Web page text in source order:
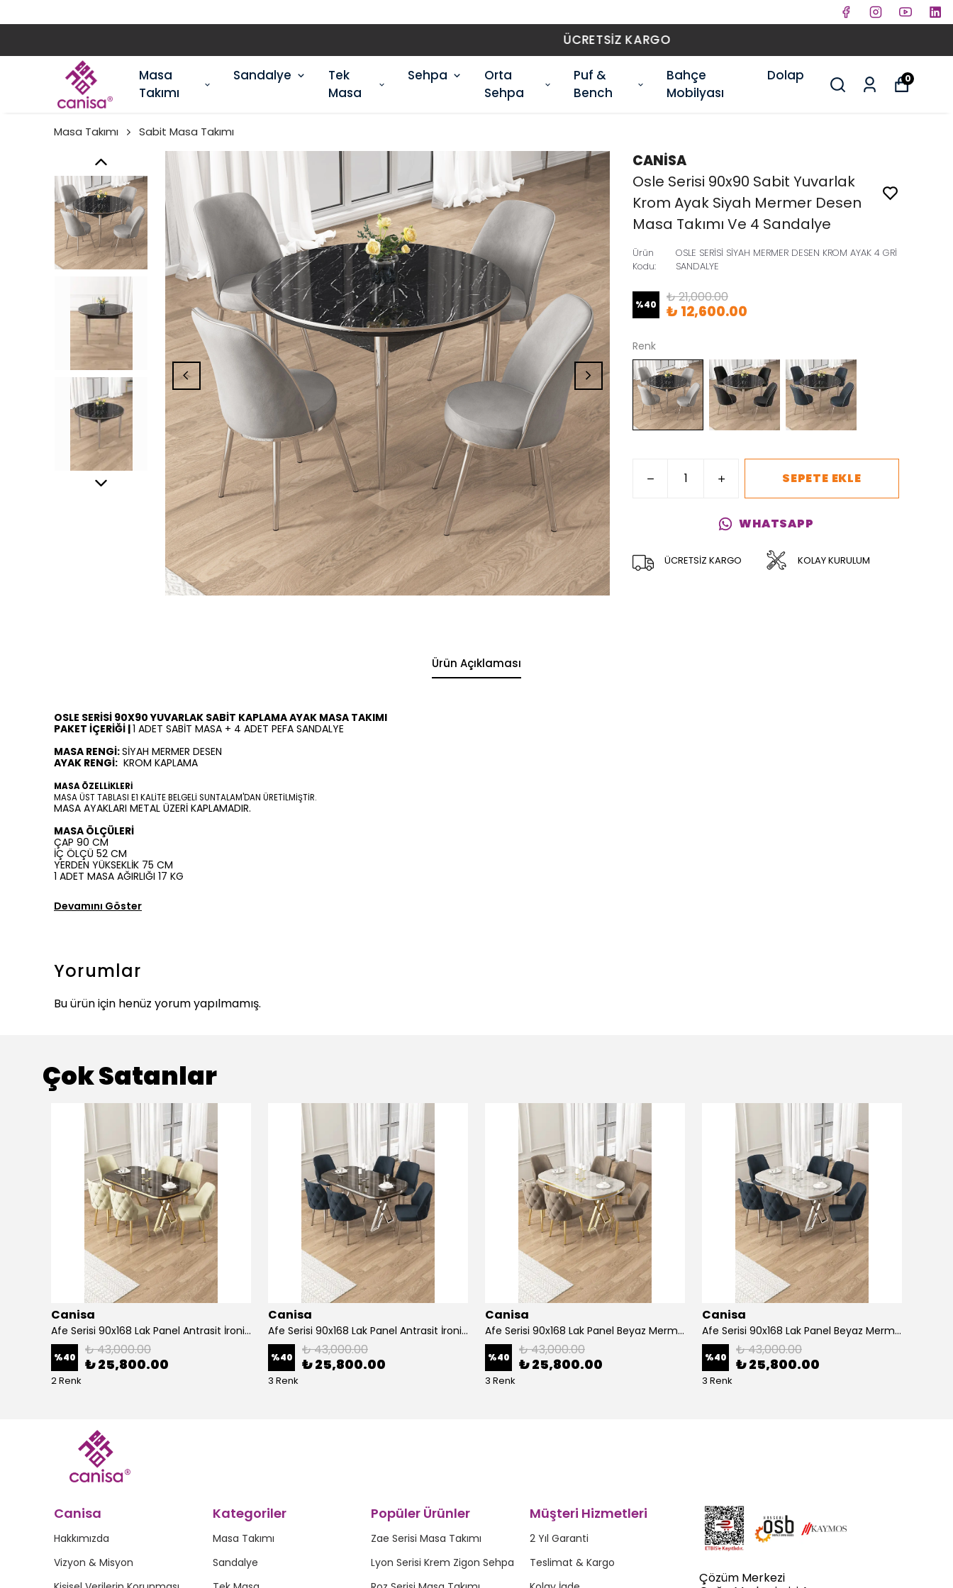
Masa
Takımı
Sandalye
Tek
Masa
Sehpa
Orta
Sehpa
Puf &
Bench
Bahçe
Mobilyası
Dolap 0
Masa Takımı Sabit Masa Takımı
CANİSA
Osle Serisi 90x90 Sabit Yuvarlak
Krom Ayak Siyah Mermer Desen
Masa Takımı Ve 4 Sandalye
Ürün
Kodu:
OSLE SERİSİ SİYAH MERMER DESEN KROM AYAK 4 GRİ
SANDALYE
%40 ₺ 21,000.00
₺ 12,600.00
Renk
SEPETE EKLE
WHATSAPP
ÜCRETSİZ KARGO KOLAY KURULUM
Ürün Açıklaması
OSLE SERİSİ 90X90 YUVARLAK SABİT KAPLAMA AYAK MASA TAKIMI
PAKET İÇERİĞİ |1 ADET SABİT MASA + 4 ADET PEFA SANDALYE
MASA RENGİ:SİYAH MERMER DESEN
AYAK RENGİ: KROM KAPLAMA
MASA ÖZELLİKLERİ
MASA ÜST TABLASI E1 KALİTE BELGELİ SUNTALAM'DAN ÜRETİLMİŞTİR.
MASA AYAKLARI METAL ÜZERİ KAPLAMADIR.
MASA ÖLÇÜLERİ
ÇAP 90 CM
İÇ ÖLÇÜ 52 CM
YERDEN YÜKSEKLİK 75 CM
1 ADET MASA AĞIRLIĞI 17 KG
Devamını Göster
Yorumlar
Bu ürün için henüz yorum yapılmamış.
Çok Satanlar
Canisa
Afe Serisi 90x168 Lak Panel Antrasit İroni Masa ve 6 Sandalye Gold Kaplama Ayak
%40 ₺ 43,000.00
₺ 25,800.00
2 Renk
Canisa
Afe Serisi 90x168 Lak Panel Antrasit İroni Masa ve 6 Sandalye Krom Kaplama Ayak
%40 ₺ 43,000.00
₺ 25,800.00
3 Renk
Canisa
Afe Serisi 90x168 Lak Panel Beyaz Mermer Desen Masa ve 6 Sandalye Gold Kaplama Ayak
%40 ₺ 43,000.00
₺ 25,800.00
3 Renk
Canisa
Afe Serisi 90x168 Lak Panel Beyaz Mermer Desen Masa ve 6 Sandalye Krom Kaplama Ayak
%40 ₺ 43,000.00
₺ 25,800.00
3 Renk
Canisa
Hakkımızda
Vizyon & Misyon
Kategoriler
Masa Takımı
Sandalye
Popüler Ürünler
Zae Serisi Masa Takımı
Lyon Serisi Krem Zigon Sehpa
Müşteri Hizmetleri
2 Yıl Garanti
Teslimat & Kargo
Çözüm Merkezi